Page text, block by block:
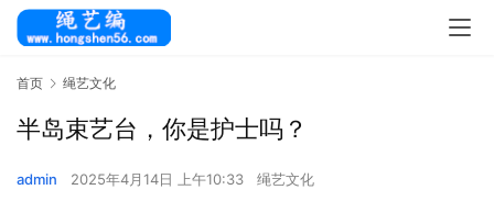
首页 绳艺文化
半岛束艺台，你是护士吗？
admin 2025年4月14日 上午10:33 绳艺文化